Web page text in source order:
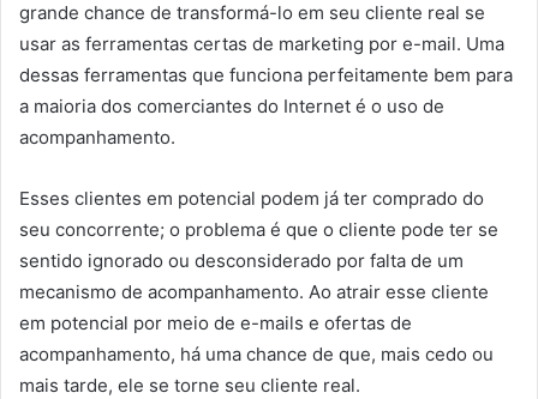
grande chance de transformá-lo em seu cliente real se
usar as ferramentas certas de marketing por e-mail. Uma
dessas ferramentas que funciona perfeitamente bem para
a maioria dos comerciantes do Internet é o uso de
acompanhamento.
Esses clientes em potencial podem já ter comprado do
seu concorrente; o problema é que o cliente pode ter se
sentido ignorado ou desconsiderado por falta de um
mecanismo de acompanhamento. Ao atrair esse cliente
em potencial por meio de e-mails e ofertas de
acompanhamento, há uma chance de que, mais cedo ou
mais tarde, ele se torne seu cliente real.